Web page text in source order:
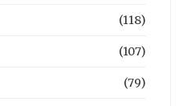
(118)
(107)
(79)